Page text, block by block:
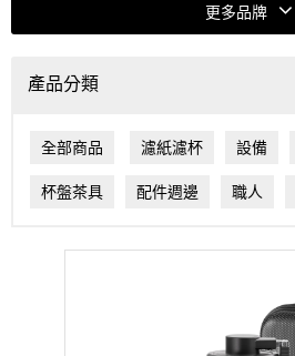
更多品牌
產品分類
全部商品 濾紙濾杯 設備
杯盤茶具 配件週邊 職人